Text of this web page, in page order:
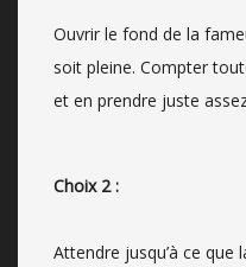
Ouvrir le fond de la
soit pleine. Compter
et en prendre juste
Choix 2 :
Attendre jusqu’à ce que